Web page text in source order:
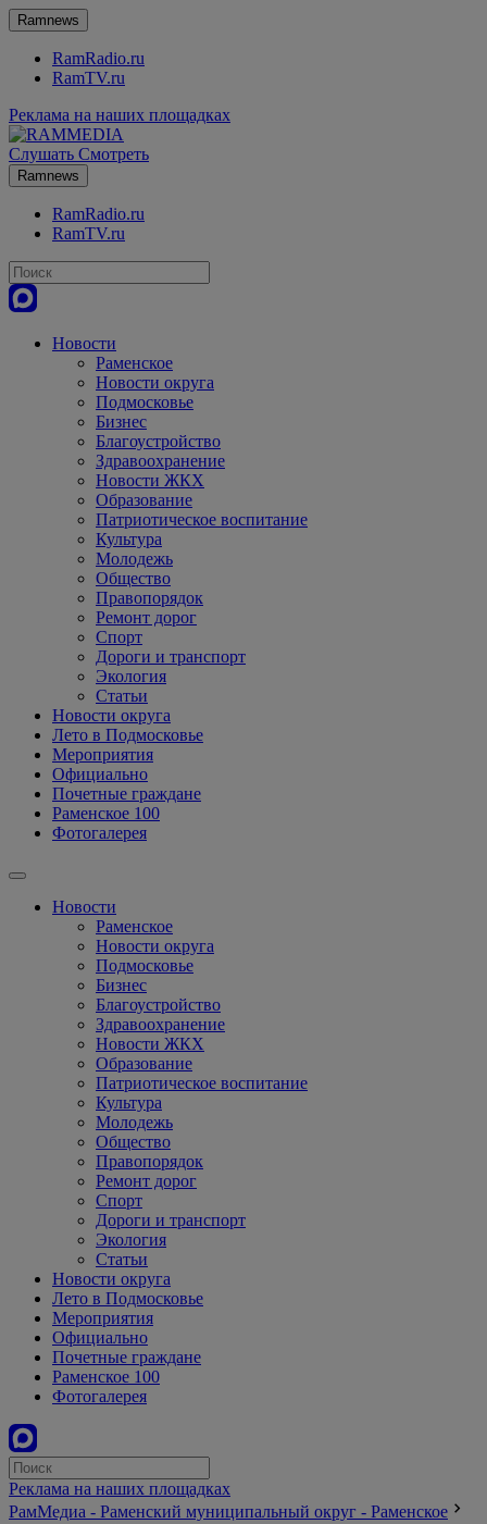
Ramnews
RamRadio.ru
RamTV.ru
Реклама на наших площадках
Слушать Смотреть
Ramnews
RamRadio.ru
RamTV.ru
Новости
Раменское
Новости округа
Подмосковье
Бизнес
Благоустройство
Здравоохранение
Новости ЖКХ
Образование
Патриотическое воспитание
Культура
Молодежь
Общество
Правопорядок
Ремонт дорог
Спорт
Дороги и транспорт
Экология
Статьи
Новости округа
Лето в Подмосковье
Мероприятия
Официально
Почетные граждане
Раменское 100
Фотогалерея
Новости
Раменское
Новости округа
Подмосковье
Бизнес
Благоустройство
Здравоохранение
Новости ЖКХ
Образование
Патриотическое воспитание
Культура
Молодежь
Общество
Правопорядок
Ремонт дорог
Спорт
Дороги и транспорт
Экология
Статьи
Новости округа
Лето в Подмосковье
Мероприятия
Официально
Почетные граждане
Раменское 100
Фотогалерея
Реклама на наших площадках
РамМедиа - Раменский муниципальный округ - Раменское